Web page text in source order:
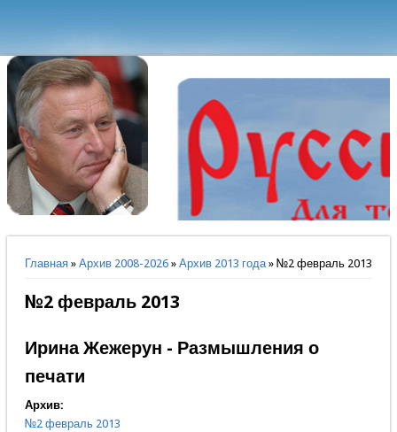
Вы здесь
Главная» Архив 2008-2026» Архив 2013 года» №2 февраль 2013
№2 февраль 2013
Ирина Жежерун - Размышления о
печати
Архив:
№2 февраль 2013